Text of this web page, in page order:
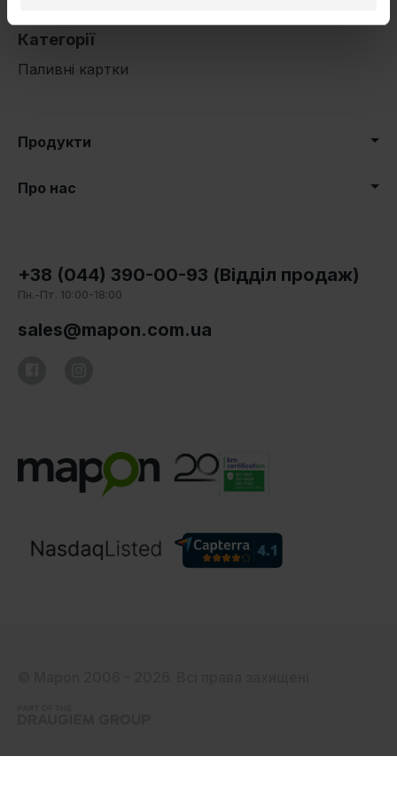
Категорії
Паливні картки
Продукти
Про нас
+38 (044) 390-00-93 (Відділ продаж)
Пн.-Пт. 10:00-18:00
sales@mapon.com.ua